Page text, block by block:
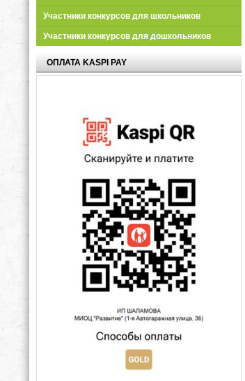
Участники конкурсов для школьников
Участники конкурсов для дошкольников
ОПЛАТА KASPI PAY